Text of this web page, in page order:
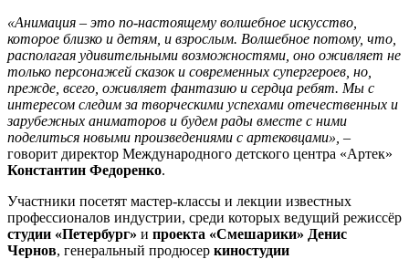
«Анимация – это по-настоящему волшебное искусство,
которое близко и детям, и взрослым. Волшебное потому, что,
располагая удивительными возможностями, оно оживляет не
только персонажей сказок и современных супергероев, но,
прежде, всего, оживляет фантазию и сердца ребят. Мы с
интересом следим за творческими успехами отечественных и
зарубежных аниматоров и будем рады вместе с ними
поделиться новыми произведениями с артековцами», –
говорит директор Международного детского центра «Артек»
Константин Федоренко.
Участники посетят мастер-классы и лекции известных
профессионалов индустрии, среди которых ведущий режиссёр
студии «Петербург» и проекта «Смешарики» Денис
Чернов, генеральный продюсер киностудии